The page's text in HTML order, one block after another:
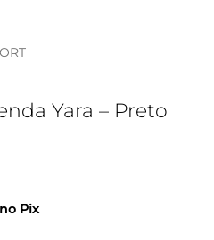
Yara – Preto
Pix